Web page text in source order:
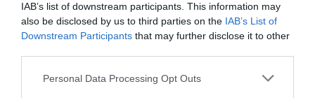
IAB’s list of downstream participants. This information may
also be disclosed by us to third parties on the IAB’s List of
Downstream Participants that may further disclose it to other
Personal Data Processing Opt Outs
Θα φιλοξενηθούν ειδικοί και επώνυμοι για κάθε
αφιέρωμα, εργαστήριο και master class.
Το φεστιβάλ, με Συμβούλους διοργάνωσης την Alpha
Marketing, θα συνεργαστεί με το ΕΚΟΜΕ, το film office